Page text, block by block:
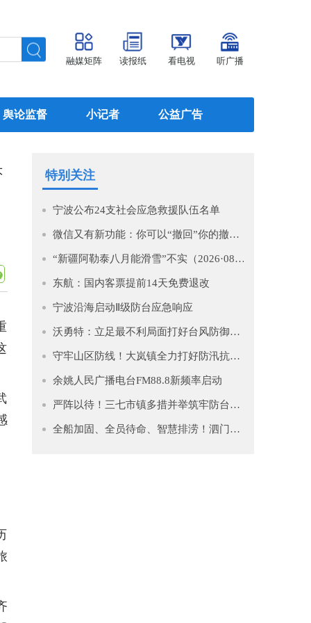
融媒矩阵 读报纸 看电视 听广播
舆论监督 小记者 公益广告
特别关注
宁波公布24支社会应急救援队伍名单
微信又有新功能：你可以“撤回”你的撤回了！
“新疆阿勒泰八月能滑雪”不实（2026·08·07）
东航：国内客票提前14天免费退改
宁波沿海启动Ⅱ级防台应急响应
沃勇特：立足最不利局面打好台风防御仗 全力守护人民群众生命财产安全
守牢山区防线！大岚镇全力打好防汛抗台“主动仗”
余姚人民广播电台FM88.8新频率启动
严阵以待！三七市镇多措并举筑牢防台安全网
全船加固、全员待命、智慧排涝！泗门镇筑牢防台“安全堤”